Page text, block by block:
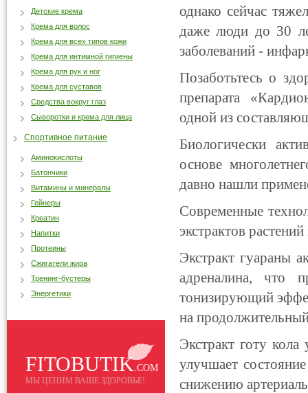
однако сейчас
даже люди до 30
заболеваний -
Позаботьтесь о
препарата
одной из
Биологически
основе
давно нашли
Современные
экстрактов
Экстракт гуараны
адреналина, что
тонизирующий
на
Экстракт готу
улучшает
снижению
Детские крема
Крема для волос
Крема для всех типов кожи
Крема для интимной гигиены
Крема для рук и ног
Крема для суставов
Средства вокруг глаз
Сыворотки и крема для лица
Спортивное питание
Аминокислоты
Батончики
Витамины и минералы
Гейнеры
Креатин
Напитки
Протеины
Сжигатели жира
Тренинг-бустеры
Энергетики
FITOBUTIK.COM
МЫ ЦЕНИМ ВАШЕ ЗДОРОВЬЕ!